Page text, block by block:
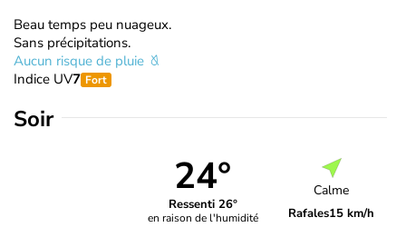
Beau temps peu nuageux.
Sans précipitations.
Aucun risque de pluie
Indice UV7 Fort
Soir
24°
Ressenti 26°
en raison de l'humidité
Calme
Rafales15 km/h